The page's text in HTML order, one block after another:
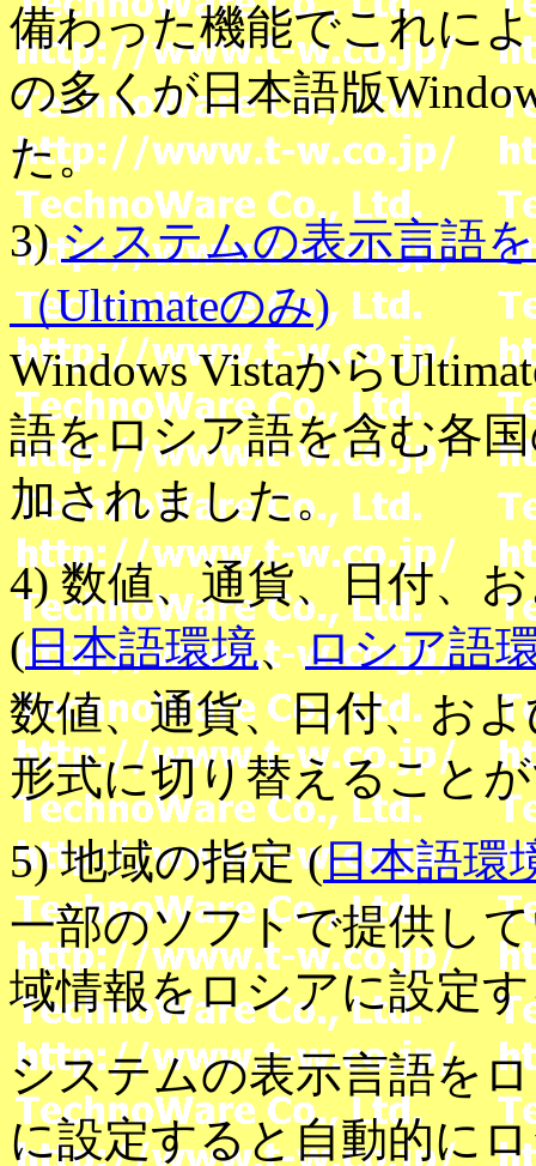
備わった機能でこれに
の多くが日本語版
た。
3)システムの表示言語
（Ultimateのみ)
Windows Vistaから
語をロシア語を含む各
加されました。
4) 数値、通貨、日付、
(日本語環境、ロシア語
数値、通貨、日付、お
形式に切り替えること
5) 地域の指定 (日本語環
一部のソフトで提供し
域情報をロシアに設定
システムの表示言語を
に設定すると自動的に